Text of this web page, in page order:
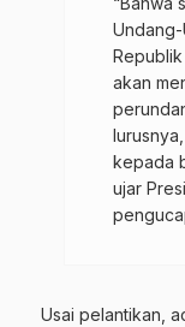
akan
kepada
ujar
Usai pelantikan,